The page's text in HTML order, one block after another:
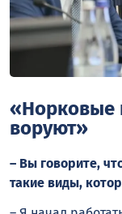
«Норковые
воруют»
– Вы говорите,
такие виды,